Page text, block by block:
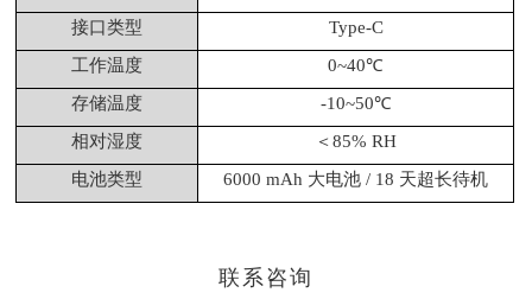
接口类型
Type-C
工作温度
0~40℃
存储温度
-10~50℃
相对湿度
＜85% RH
电池类型
6000 mAh 大电池 / 18 天超长待机
联系咨询